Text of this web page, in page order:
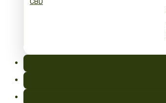
CBD